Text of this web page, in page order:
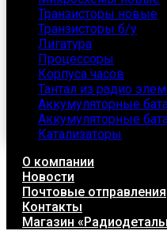
Транзисторы новые
Транзисторы б/у
Лигатура
Процессоры
Корпуса часов
Тантал из радио
Аккумуляторные
Аккумуляторные
Катализаторы
О компании
Новости
Почтовые отправления
Контакты
Магазин